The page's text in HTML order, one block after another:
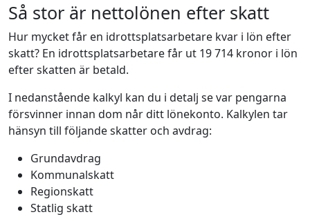
Så stor är nettolönen efter skatt
Hur mycket får en idrottsplatsarbetare kvar i lön efter
skatt? En idrottsplatsarbetare får ut 19 714 kronor i lön
efter skatten är betald.
I nedanstående kalkyl kan du i detalj se var pengarna
försvinner innan dom når ditt lönekonto. Kalkylen tar
hänsyn till följande skatter och avdrag:
Grundavdrag
Kommunalskatt
Regionskatt
Statlig skatt